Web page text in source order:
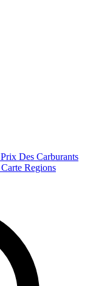
Prix Des Carburants
Carte Regions